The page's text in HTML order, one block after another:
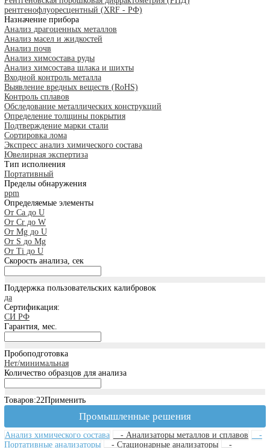
IBG
IMATEK
jProbe
KARL DEUTSCH
LANScientific
Leica
MAGNAFLUX
Nexcope
NIKON
OLYMPUS
PARKER
PHOENIX
PRESI
PRUFTECHNIK
SciAps
SIUI
THERMO SCIENTIFIC NITON
ДРУГИЕ
Россия
Нам доверяют лидеры. 25 лет в сфере промышленного
О компании
Реквизиты
Для кого поставляем
Вакансии
Клиентам
Услуги